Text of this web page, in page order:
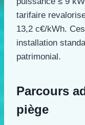
tarifaire
13,2 c€/kWh.
installation
patrimonial.
Parcours
piège